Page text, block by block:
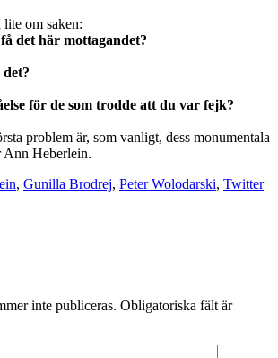
om saken:
det här mottagandet?
för de som trodde att du var fejk?
problem är, som vanligt, dess monumentala
Ann Heberlein.
, Gunilla Brodrej, Peter Wolodarski, Twitter
inte publiceras. Obligatoriska fält är